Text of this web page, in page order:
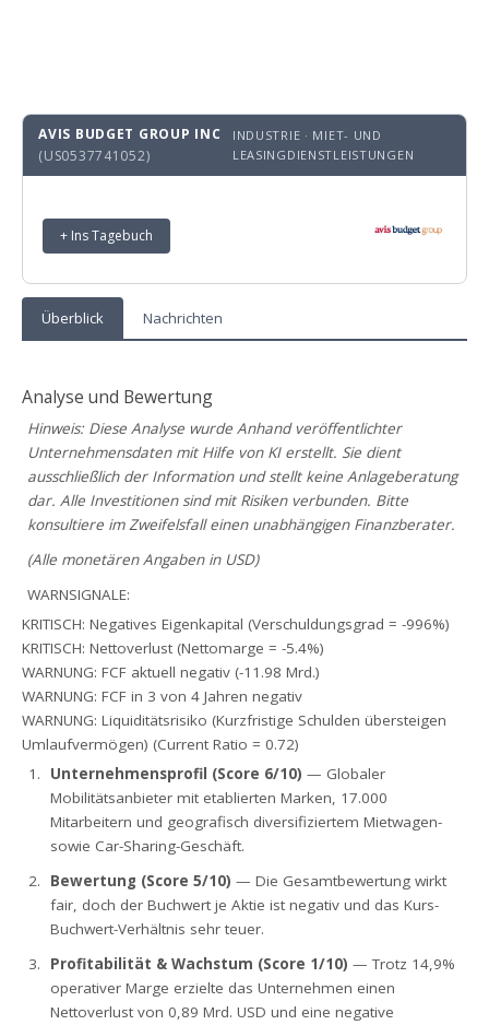
AVIS BUDGET GROUP INC
(US0537741052)
INDUSTRIE · MIET- UND
LEASINGDIENSTLEISTUNGEN
+ Ins Tagebuch
Überblick Nachrichten
Analyse und Bewertung
Hinweis: Diese Analyse wurde Anhand veröffentlichter
Unternehmensdaten mit Hilfe von KI erstellt. Sie dient
ausschließlich der Information und stellt keine Anlageberatung
dar. Alle Investitionen sind mit Risiken verbunden. Bitte
konsultiere im Zweifelsfall einen unabhängigen Finanzberater.
(Alle monetären Angaben in USD)
WARNSIGNALE:
KRITISCH: Negatives Eigenkapital (Verschuldungsgrad = -996%)
KRITISCH: Nettoverlust (Nettomarge = -5.4%)
WARNUNG: FCF aktuell negativ (-11.98 Mrd.)
WARNUNG: FCF in 3 von 4 Jahren negativ
WARNUNG: Liquiditätsrisiko (Kurzfristige Schulden übersteigen
Umlaufvermögen) (Current Ratio = 0.72)
Unternehmensprofil (Score 6/10) — Globaler
Mobilitätsanbieter mit etablierten Marken, 17.000
Mitarbeitern und geografisch diversifiziertem Mietwagen-
sowie Car-Sharing-Geschäft.
Bewertung (Score 5/10) — Die Gesamtbewertung wirkt
fair, doch der Buchwert je Aktie ist negativ und das Kurs-
Buchwert-Verhältnis sehr teuer.
Profitabilität & Wachstum (Score 1/10) — Trotz 14,9%
operativer Marge erzielte das Unternehmen einen
Nettoverlust von 0,89 Mrd. USD und eine negative